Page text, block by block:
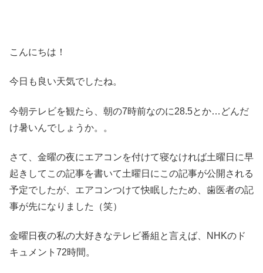
こんにちは！
今日も良い天気でしたね。
今朝テレビを観たら、朝の7時前なのに28.5とか…どんだ
け暑いんでしょうか。。
さて、金曜の夜にエアコンを付けて寝なければ土曜日に早
起きしてこの記事を書いて土曜日にこの記事が公開される
予定でしたが、エアコンつけて快眠したため、歯医者の記
事が先になりました（笑）
金曜日夜の私の大好きなテレビ番組と言えば、NHKのド
キュメント72時間。